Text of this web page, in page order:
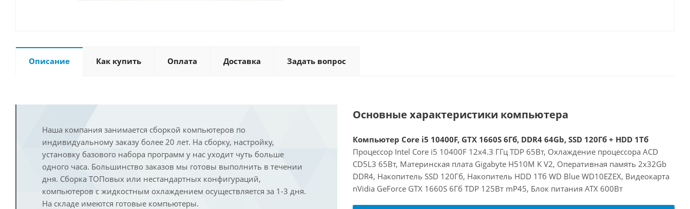
Описание Как купить Оплата Доставка Задать вопрос
Наша компания занимается сборкой компьютеров по
индивидуальному заказу более 20 лет. На сборку, настройку,
установку базового набора программ у нас уходит чуть больше
одного часа. Большинство заказов мы готовы выполнить в течении
дня. Сборка ТОПовых или нестандартных конфигураций,
компьютеров с жидкостным охлаждением осуществляется за 1-3 дня.
На складе имеются готовые компьютеры.
Основные характеристики компьютера
Компьютер Core i5 10400F, GTX 1660S 6Гб, DDR4 64Gb, SSD 120Гб + HDD 1Тб
Процессор Intel Core i5 10400F 12x4.3 ГГц TDP 65Вт, Охлаждение процессора ACD
CD5L3 65Вт, Материнская плата Gigabyte H510M K V2, Оперативная память 2x32Gb
DDR4, Накопитель SSD 120Гб, Накопитель HDD 1Тб WD Blue WD10EZEX, Видеокарта
nVidia GeForce GTX 1660S 6Гб TDP 125Вт mP45, Блок питания ATX 600Вт